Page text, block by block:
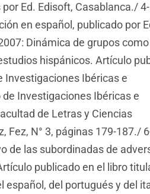
Ed. Edisoft, Casablanca./
en español, publicado por
Dinámica de grupos como
hispánicos. Artículo
Investigaciones Ibéricas e
Investigaciones Ibéricas e
de Letras y Ciencias
Fez, N° 3, páginas 179-187./
de las subordinadas de
publicado en el libro
español, del portugués y del